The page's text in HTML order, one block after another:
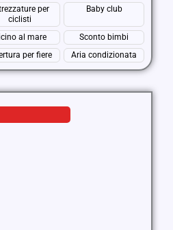
per
ciclisti
Baby club
al mare
Sconto bimbi
per fiere Aria condizionata